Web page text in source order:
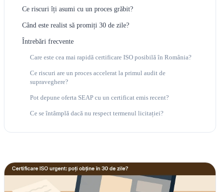
Ce riscuri îți asumi cu un proces grăbit?
Când este realist să promiți 30 de zile?
Întrebări frecvente
Care este cea mai rapidă certificare ISO posibilă în România?
Ce riscuri are un proces accelerat la primul audit de
supraveghere?
Pot depune oferta SEAP cu un certificat emis recent?
Ce se întâmplă dacă nu respect termenul licitației?